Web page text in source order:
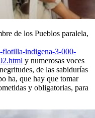
de los Pueblos paralela,
flotilla-indigena-3-000-
y numerosas voces
de las sabidurías
ha, que hay que tomar
y obligatorias, para